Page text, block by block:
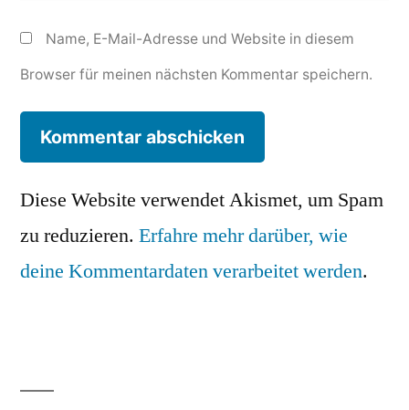
Name, E-Mail-Adresse und Website in diesem
Browser für meinen nächsten Kommentar speichern.
Diese Website verwendet Akismet, um Spam
zu reduzieren. Erfahre mehr darüber, wie
deine Kommentardaten verarbeitet werden.